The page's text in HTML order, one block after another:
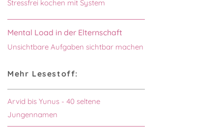
Stressfrei kochen mit System
Mental Load in der Elternschaft
Unsichtbare Aufgaben sichtbar machen
Mehr Lesestoff:
Arvid bis Yunus - 40 seltene
Jungennamen